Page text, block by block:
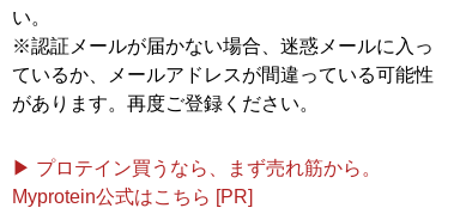
い。
※認証メールが届かない場合、迷惑メールに入っ
ているか、メールアドレスが間違っている可能性
があります。再度ご登録ください。
▶ プロテイン買うなら、まず売れ筋から。
Myprotein公式はこちら [PR]